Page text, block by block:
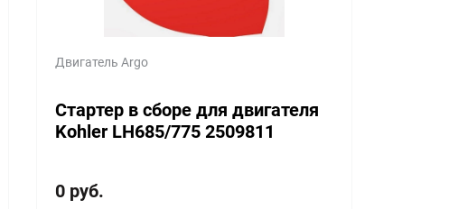
Двигатель Argo
Стартер в сборе для двигателя
Kohler LH685/775 2509811
0 руб.